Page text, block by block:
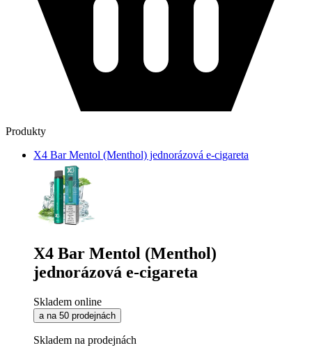
Produkty
X4 Bar Mentol (Menthol) jednorázová e-cigareta
X4 Bar Mentol (Menthol)
jednorázová e-cigareta
Skladem online
a na 50 prodejnách
Skladem na prodejnách